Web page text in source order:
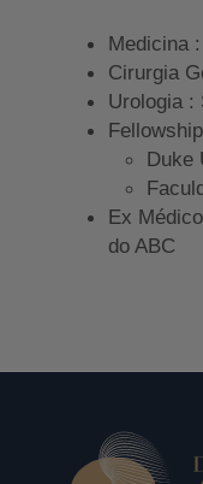
Medicina
Cirurgia
Urologia :
Duke
Ex
do ABC